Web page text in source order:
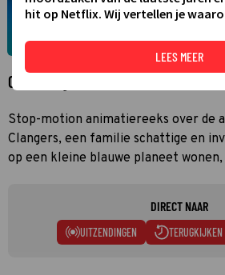
Over Clangers
Stop-motion animatiereeks over de
Clangers, een familie schattige en
op een kleine blauwe planeet
DIRECT NAAR
UITZENDINGEN TERUGKIJKEN
hit op Netflix. Wij vertellen je
LEES MEER